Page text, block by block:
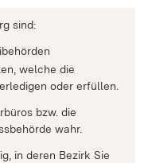
sind:
welche die
oder erfüllen.
bzw. die
wahr.
in deren Bezirk Sie